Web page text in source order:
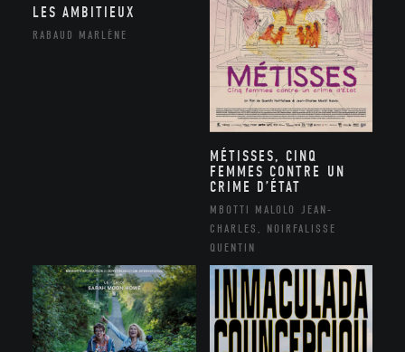
LES AMBITIEUX
RABAUD MARLÈNE
MÉTISSES, CINQ
FEMMES CONTRE UN
CRIME D’ÉTAT
MBOTTI MALOLO JEAN-
CHARLES, NOIRFALISSE
QUENTIN